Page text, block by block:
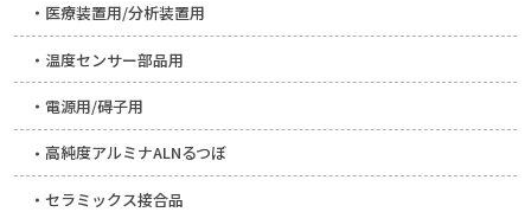
医療装置用/分析装置用
温度センサー部品用
電源用/碍子用
高純度アルミナALNるつぼ
セラミックス接合品